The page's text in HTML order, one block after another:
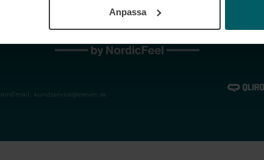
Anpassa
Email: kundservice@eleven.se